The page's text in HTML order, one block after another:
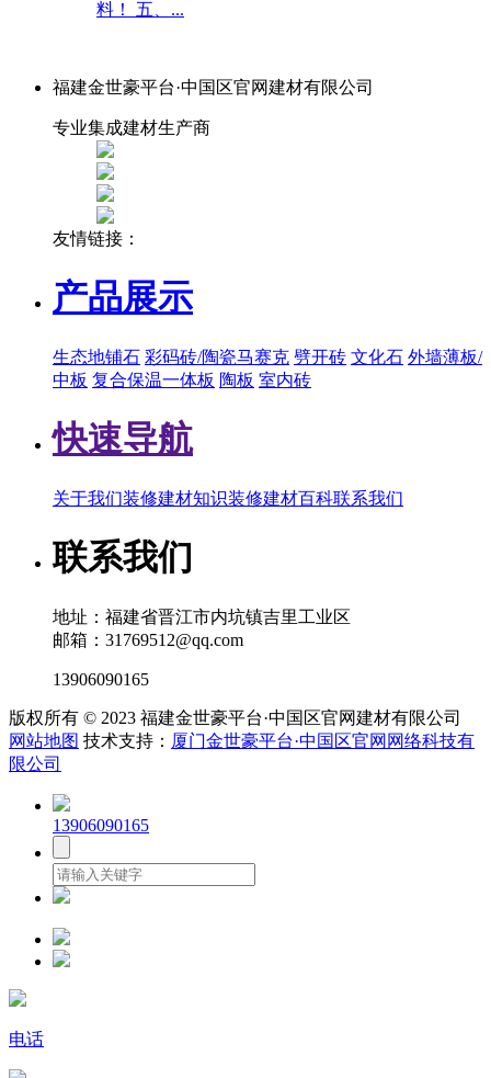
料！ 五、...
福建金世豪平台·中国区官网建材有限公司
专业集成建材生产商
友情链接：
产品展示
生态地铺石 彩码砖/陶瓷马赛克 劈开砖 文化石 外墙薄板/
中板 复合保温一体板 陶板 室内砖
快速导航
关于我们装修建材知识装修建材百科联系我们
联系我们
地址：福建省晋江市内坑镇吉里工业区
邮箱：31769512@qq.com
13906090165
版权所有 © 2023 福建金世豪平台·中国区官网建材有限公司
网站地图 技术支持： 厦门金世豪平台·中国区官网网络科技有
限公司
13906090165
电话